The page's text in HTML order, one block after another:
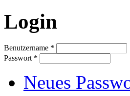
Login
Benutzername *
Passwort *
Neues